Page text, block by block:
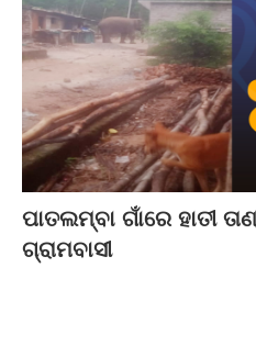
ପାତଲମ୍ବା ଗାଁରେ ହାତୀ
ଗ୍ରାମବାସୀ